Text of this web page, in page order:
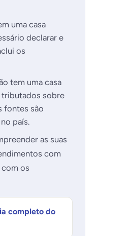
uma casa
declarar e
os
tem uma casa
tributados sobre
fontes são
país.
as suas
com
os
completo do